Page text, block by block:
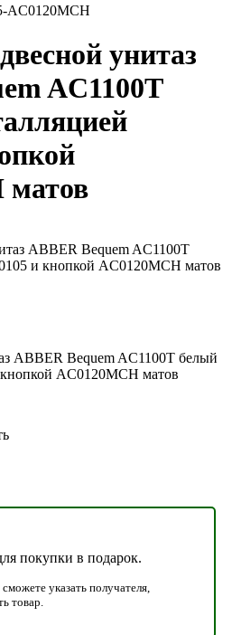
AC0120MCH
унитаз
AC1100T
матов
ABBER Bequem AC1100T белый
AC0120MCH матов
покупки в подарок.
указать получателя,
товар.